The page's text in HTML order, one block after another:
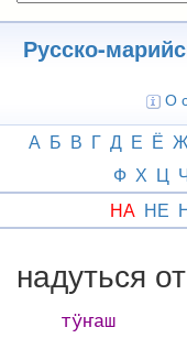
Русско-
О
А Б В Г Д Е Ё
Ф Х Ц
НА НЕ
надуться
тӱҥаш